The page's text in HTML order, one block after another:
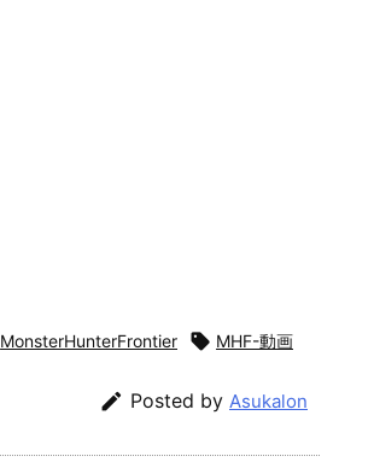
MonsterHunterFrontier  MHF-動画
 Posted by Asukalon